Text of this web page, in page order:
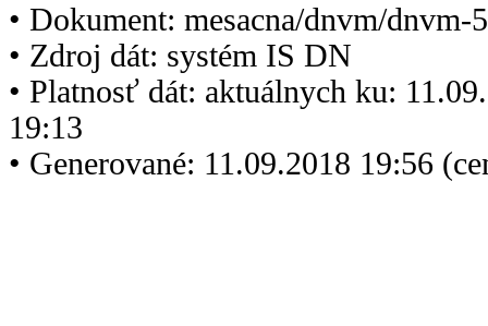
• Dokument: mesacna/dnvm/dnvm-
• Zdroj dát: systém IS DN
• Platnosť dát: aktuálnych ku:
19:13
• Generované: 11.09.2018 19:56